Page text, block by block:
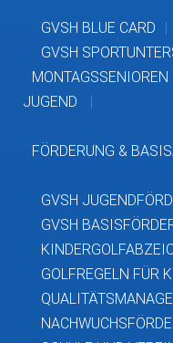
GVSH BLUE CARD
GVSH
MONTAGSSENIOREN
JUGEND
FÖRDERUNG &
GVSH
GVSH
GOLFREGELN FÜR